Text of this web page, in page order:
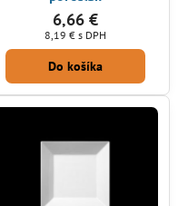
6,66 €
8,19 € s DPH
Do košíka